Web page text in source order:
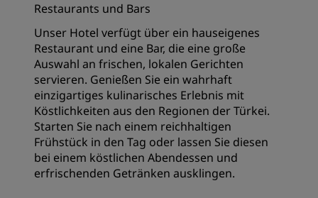
Restaurants und Bars
Unser Hotel verfügt über ein hauseigenes
Restaurant und eine Bar, die eine große
Auswahl an frischen, lokalen Gerichten
servieren. Genießen Sie ein wahrhaft
einzigartiges kulinarisches Erlebnis mit
Köstlichkeiten aus den Regionen der Türkei.
Starten Sie nach einem reichhaltigen
Frühstück in den Tag oder lassen Sie diesen
bei einem köstlichen Abendessen und
erfrischenden Getränken ausklingen.